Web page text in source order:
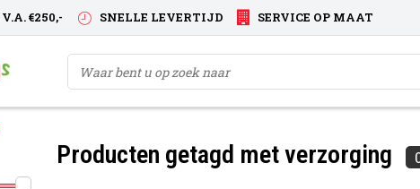
€250,- SNELLE LEVERTIJD SERVICE OP MAAT
Producten getagd met verzorging